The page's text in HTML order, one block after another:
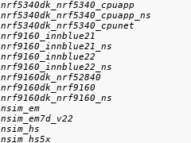
nrf5340dk_nrf5340_cpuapp
nrf5340dk_nrf5340_cpuapp_ns
nrf5340dk_nrf5340_cpunet
nrf9160_innblue21
nrf9160_innblue21_ns
nrf9160_innblue22
nrf9160_innblue22_ns
nrf9160dk_nrf52840
nrf9160dk_nrf9160
nrf9160dk_nrf9160_ns
nsim_em
nsim_em7d_v22
nsim_hs
nsim_hs5x